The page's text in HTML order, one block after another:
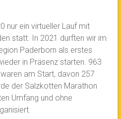
nur ein virtueller Lauf mit
statt. In 2021 durften wir im
Paderborn als erstes
in Präsenz starten. 963
am Start, davon 257
der Salzkotten Marathon
Umfang und ohne